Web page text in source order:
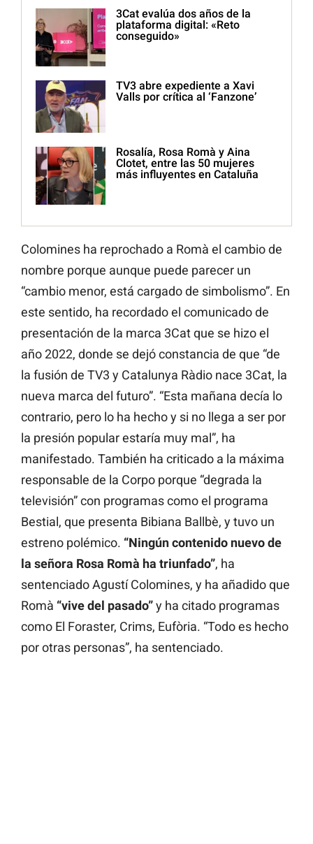
3Cat evalúa dos años de la
plataforma digital: «Reto
conseguido»
TV3 abre expediente a Xavi
Valls por crítica al ‘Fanzone’
Rosalía, Rosa Romà y Aina
Clotet, entre las 50 mujeres
más influyentes en Cataluña
Colomines ha reprochado a Romà el cambio de
nombre porque aunque puede parecer un
“cambio menor, está cargado de simbolismo”. En
este sentido, ha recordado el comunicado de
presentación de la marca 3Cat que se hizo el
año 2022, donde se dejó constancia de que “de
la fusión de TV3 y Catalunya Ràdio nace 3Cat, la
nueva marca del futuro”. “Esta mañana decía lo
contrario, pero lo ha hecho y si no llega a ser por
la presión popular estaría muy mal”, ha
manifestado. También ha criticado a la máxima
responsable de la Corpo porque “degrada la
televisión” con programas como el programa
Bestial, que presenta Bibiana Ballbè, y tuvo un
estreno polémico. “Ningún contenido nuevo de
la señora Rosa Romà ha triunfado”, ha
sentenciado Agustí Colomines, y ha añadido que
Romà “vive del pasado”y ha citado programas
como El Foraster, Crims, Eufòria. “Todo es hecho
por otras personas”, ha sentenciado.